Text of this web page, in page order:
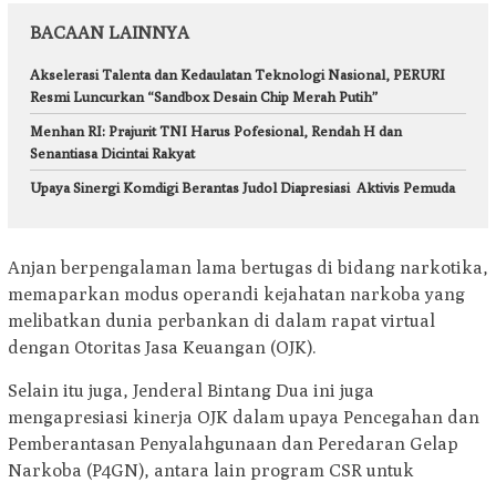
BACAAN LAINNYA
Akselerasi Talenta dan Kedaulatan Teknologi Nasional, PERURI
Resmi Luncurkan “Sandbox Desain Chip Merah Putih”
Menhan RI: Prajurit TNI Harus Pofesional, Rendah H dan
Senantiasa Dicintai Rakyat
Upaya Sinergi Komdigi Berantas Judol Diapresiasi Aktivis Pemuda
Anjan berpengalaman lama bertugas di bidang narkotika,
memaparkan modus operandi kejahatan narkoba yang
melibatkan dunia perbankan di dalam rapat virtual
dengan Otoritas Jasa Keuangan (OJK).
Selain itu juga, Jenderal Bintang Dua ini juga
mengapresiasi kinerja OJK dalam upaya Pencegahan dan
Pemberantasan Penyalahgunaan dan Peredaran Gelap
Narkoba (P4GN), antara lain program CSR untuk